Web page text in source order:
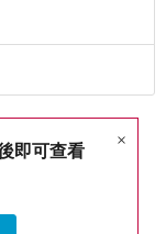
×
即可查看